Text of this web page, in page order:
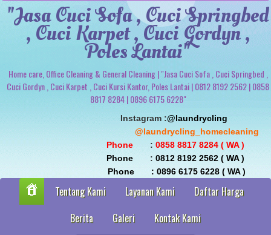
"Jasa Cuci Sofa , Cuci Springbed
, Cuci Karpet , Cuci Gordyn ,
Poles Lantai"
Home care, Office Cleaning & General Cleaning | "Jasa Cuci Sofa , Cuci Springbed ,
Cuci Gordyn , Cuci Karpet , Cuci Kursi Kantor, Poles Lantai | 0812 8192 2562 | 0858
8817 8284 | 0896 6175 6228"
                               Instagram :
@laundrycling
                                                 @laundrycling_homecleaning
Phone
       :
0858 8817 8284 ( WA )
Phone
       :
0812 8192 2562 ( WA )
                                Phone       : 0896 6175 6228 ( WA )
Tentang Kami Layanan Kami
Daftar Harga
Berita
Galeri Kontak Kami